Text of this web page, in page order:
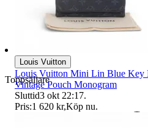
Toppsäljare
Louis Vuitton
Louis Vuitton Mini Lin Blue Key
Vintage Pouch Monogram
Sluttid3 okt 22:17.
Pris:1 620 kr,Köp nu.